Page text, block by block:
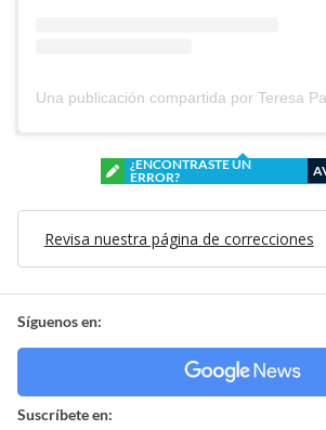
¿ENCONTRASTE UN
ERROR?
Revisa nuestra página de correcciones
Síguenos en:
Suscríbete en: